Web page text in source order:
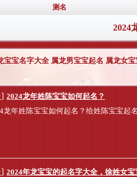
测名
2024
宝宝名字大全 属龙男宝宝起名 属龙女
] 2024龙年姓陈宝宝如何起名？
龙年姓陈宝宝如何起名？给姓陈宝宝起
] 2024年龙宝宝的起名字大全，徐姓女宝